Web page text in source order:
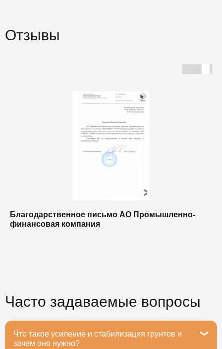
Отзывы
Благодарственное письмо АО Промышленно-
финансовая компания
Часто задаваемые вопросы
Что такое усиление и стабилизация грунтов и
зачем оно нужно?